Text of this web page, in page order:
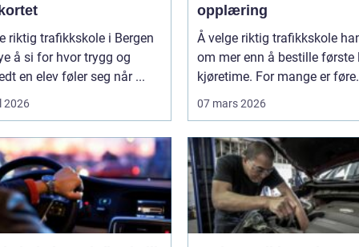
riktig trafikkskole i Bergen
å si for hvor trygg og
en elev føler seg når ...
2026
opplæring
Å velge riktig trafikkskole
om mer enn å bestille første
kjøretime. For mange er
07 mars 2026